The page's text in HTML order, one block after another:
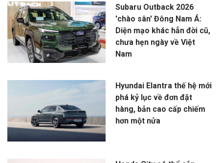
Subaru Outback 2026
'chào sân' Đông Nam Á:
Diện mạo khác hẳn đời cũ,
chưa hẹn ngày về Việt
Nam
Hyundai Elantra thế hệ mới
phá kỷ lục về đơn đặt
hàng, bản cao cấp chiếm
hơn một nửa